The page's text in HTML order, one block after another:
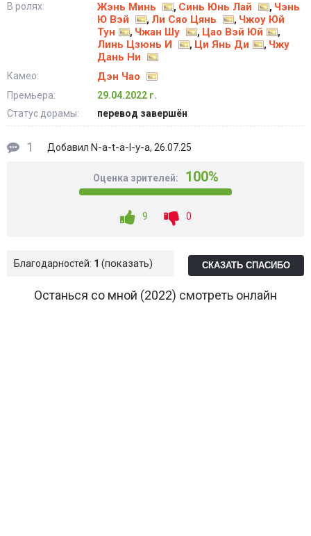
В ролях: Жэнь Минь , Синь Юнь Лай , Чэнь
Ю Вэй
, Ли Сяо Цянь , Чжоу Юй
Тун
, Чжан Шу , Цао Вэй Юй ,
Линь Цзюнь И , Ци Янь Ди , Чжу
Дань Ни
Камео: Дэн Чао
Премьера:
29.04.2022 г.
Статус дорамы:
перевод завершён
1 Добавил N-a-t-a-l-y-a, 26.07.25
Оценка зрителей: 100%
9 0
Благодарностей: 1 показать СКАЗАТЬ СПАСИБО
Останься со мной (2022) смотреть онлайн